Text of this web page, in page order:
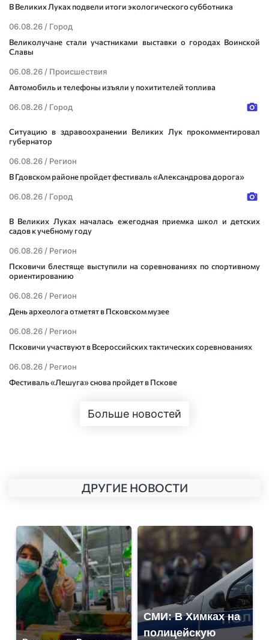
В Великих Луках подвели итоги экологического субботника
06.08.26 / Город
Великолучане стали участниками выставки о городах Воинской
Славы
06.08.26 / Происшествия
Автомобиль и телефоны изъяли у похитителей топлива
06.08.26 / Город
Ситуацию в здравоохранении Великих Лук прокомментировал
губернатор
06.08.26 / Регион
В Гдовском районе пройдет фестиваль «Александрова дорога»
06.08.26 / Город
В Великих Луках началась ежегодная приемка школ и детских
садов к учебному году
06.08.26 / Регион
Псковичи блестяще выступили на соревнованиях по спортивному
ориентированию
06.08.26 / Регион
День археолога отметят в Псковском музее
06.08.26 / Регион
Псковичи участвуют в Всероссийских тактических соревнованиях
06.08.26 / Регион
Фестиваль «Лешуга» снова пройдет в Пскове
Больше новостей
ДРУГИЕ НОВОСТИ
СМИ: В Химках на
полицейскую